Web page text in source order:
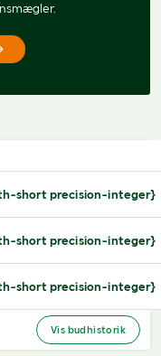
short precision-integer}
short precision-integer}
short precision-integer}
Vis budhistorik